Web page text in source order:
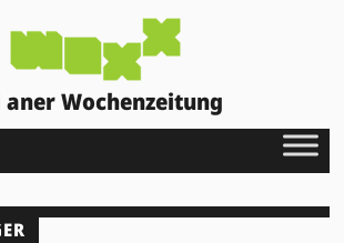
aner Wochenzeitung